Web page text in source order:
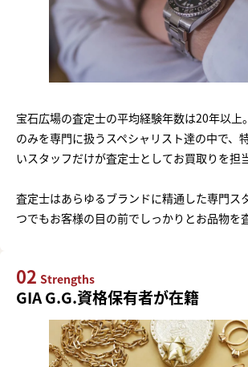
宝石広場の査定士の平均経験年数は20年以上
のみを専門に扱うスペシャリスト達の中で、
いスタッフだけが査定士としてお買取りを担
査定士はあらゆるブランドに精通した専門ス
つでもお客様の目の前でしっかりとお品物を
02 Strengths
GIA G.G.資格保有者が在籍